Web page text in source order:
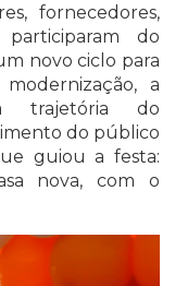
fornecedores,
do
novo ciclo para
a
trajetória do
do público
guiou a festa:
nova, com o